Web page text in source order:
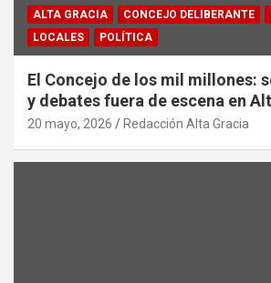
ALTA GRACIA CONCEJO DELIBERANTE
LOCALES
POLÍTICA
El Concejo de los mil millones:
y debates fuera de escena en
20 mayo, 2026 Redacción Alta Gracia